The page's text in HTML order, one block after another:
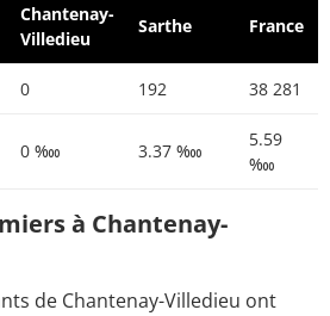
Chantenay-
Villedieu
Sarthe France
0 192 38 281
0 ‱ 3.37 ‱
5.59
‱
à Chantenay-
de Chantenay-Villedieu ont